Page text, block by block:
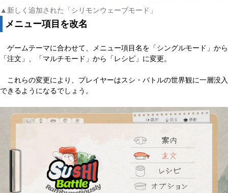
▲新しく追加された「シリモンウェーブモード」
メニュー項目を改名
ゲームテーマに合わせて、メニュー項目名を「シングルモード」から
「注文」、「マルチモード」から「レシピ」に変更。
これらの変更により、プレイヤーはスシ・バトルの世界観に一層没入
できるようになるでしょう。